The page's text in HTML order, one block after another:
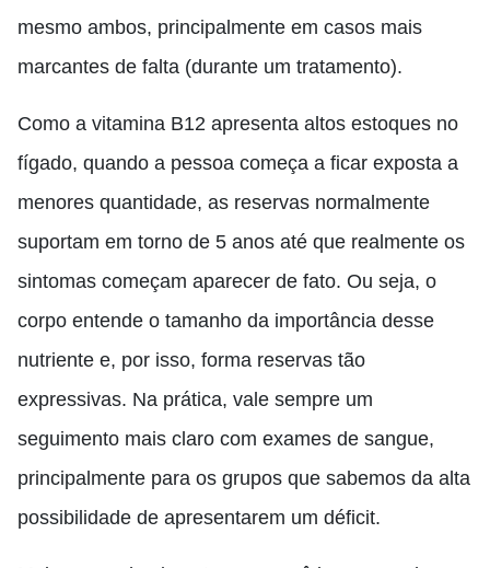
mesmo ambos, principalmente em casos mais
marcantes de falta (durante um tratamento).
Como a vitamina B12 apresenta altos estoques no
fígado, quando a pessoa começa a ficar exposta a
menores quantidade, as reservas normalmente
suportam em torno de 5 anos até que realmente os
sintomas começam aparecer de fato. Ou seja, o
corpo entende o tamanho da importância desse
nutriente e, por isso, forma reservas tão
expressivas. Na prática, vale sempre um
seguimento mais claro com exames de sangue,
principalmente para os grupos que sabemos da alta
possibilidade de apresentarem um déficit.